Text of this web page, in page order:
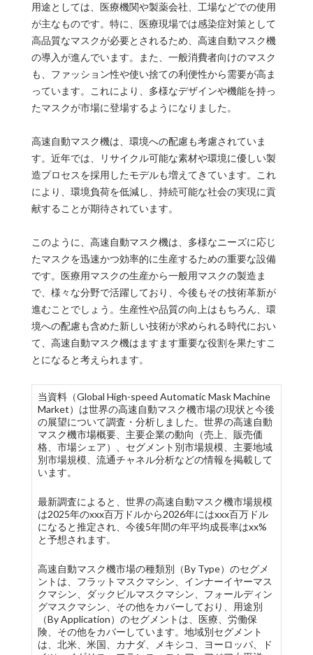
用途としては、医療機関や製薬会社、工場などでの使用
が主なものです。特に、医療現場では感染症対策として
高品質なマスクが必要とされるため、高速自動マスク機
の導入が進んでいます。また、一般消費者向けのマスク
も、ファッション性や使い捨ての利便性から需要が高ま
っています。これにより、多様なデザインや機能を持っ
たマスクが市場に登場するようになりました。
高速自動マスク機は、環境への配慮も考慮されていま
す。近年では、リサイクル可能な素材や環境に優しい製
造プロセスを採用したモデルも増えてきています。これ
により、環境負荷を低減し、持続可能な社会の実現に貢
献することが期待されています。
このように、高速自動マスク機は、多様なニーズに応じ
たマスクを迅速かつ効率的に生産するための重要な設備
です。医療用マスクの生産から一般用マスクの製造ま
で、様々な分野で活躍しており、今後もその技術革新が
進むことでしょう。生産性や品質の向上はもちろん、環
境への配慮も含めた新しい技術が求められる時代におい
て、高速自動マスク機はますます重要な役割を果たすこ
とになると考えられます。
当資料（Global High-speed Automatic Mask Machine
Market）は世界の高速自動マスク機市場の現状と今後
の展望について調査・分析しました。世界の高速自動
マスク機市場概要、主要企業の動向（売上、販売価
格、市場シェア）、セグメント別市場規模、主要地域
別市場規模、流通チャネル分析などの情報を掲載して
います。
最新調査によると、世界の高速自動マスク機市場規模
は2025年のxxx百万ドルから2026年にはxxx百万ドル
になると推定され、今後5年間の年平均成長率はxx%
と予想されます。
高速自動マスク機市場の種類別（By Type）のセグメ
ントは、フラットマスクマシン、インナーイヤーマス
クマシン、ダックビルマスクマシン、フォールディン
グマスクマシン、その他をカバーしており、用途別
（By Application）のセグメントは、医療、労働保
険、その他をカバーしています。地域別セグメント
は、北米、米国、カナダ、メキシコ、ヨーロッパ、ド